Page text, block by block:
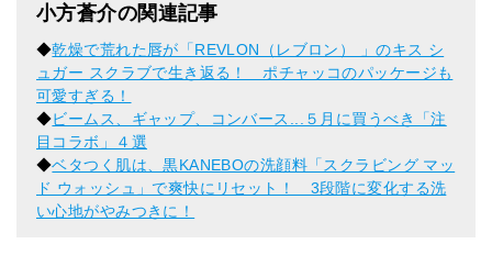
小方蒼介の関連記事
◆乾燥で荒れた唇が「REVLON（レブロン） 」のキス シ
ュガー スクラブで生き返る！ ポチャッコのパッケージも
可愛すぎる！
◆ビームス、ギャップ、コンバース...５月に買うべき「注
目コラボ」４選
◆ベタつく肌は、黒KANEBOの洗顔料「スクラビング マッ
ド ウォッシュ」で爽快にリセット！ 3段階に変化する洗
い心地がやみつきに！